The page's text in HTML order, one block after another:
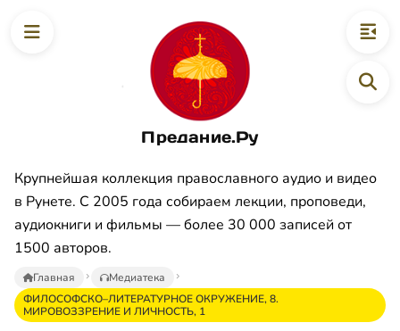
Предание.Ру
Крупнейшая коллекция православного аудио и видео
в Рунете. С 2005 года собираем лекции, проповеди,
аудиокниги и фильмы — более 30 000 записей от
1500 авторов.
Главная
Медиатека
ФИЛОСОФСКО–ЛИТЕРАТУРНОЕ ОКРУЖЕНИЕ, 8.
МИРОВОЗЗРЕНИЕ И ЛИЧНОСТЬ, 1